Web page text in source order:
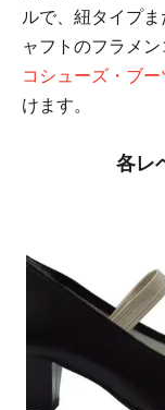
ルで、紐タイプ
ャフトのフラメン
コシューズ・ブー
けます。
各レ